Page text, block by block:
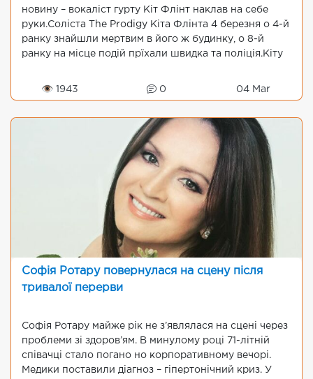
новину – вокаліст гурту Кіт Флінт наклав на себе
руки.Соліста The Prodigy Кіта Флінта 4 березня о 4-й
ранку знайшли мертвим в його ж будинку, о 8-й
ранку на місце подій прїхали швидка та поліція.Кіту
👁 1943 0 04 Mar
Софія Ротару повернулася на сцену після
тривалої перерви
Софія Ротару майже рік не з’являлася на сцені через
проблеми зі здоров’ям. В минулому році 71-літній
співачці стало погано но корпоративному вечорі.
Медики поставили діагноз – гіпертонічний криз. У